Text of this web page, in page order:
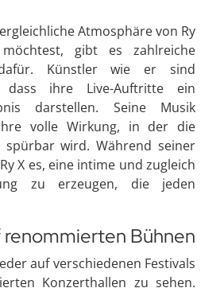
Atmosphäre von Ry
gibt es zahlreiche
dafür. Künstler wie er sind
dass ihre Live-Auftritte ein
darstellen. Seine Musik
volle Wirkung, in der die
spürbar wird. Während seiner
X es, eine intime und zugleich
zu erzeugen, die jeden
Bühnen
auf verschiedenen Festivals
Konzerthallen zu sehen.